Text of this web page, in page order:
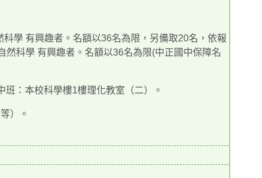
學 有興趣者。名額以36名為限，另備取20名，依報
科學 有興趣者。名額以36名為限(中正國中保障名
：本校科學樓1樓理化教室（二）。
）。